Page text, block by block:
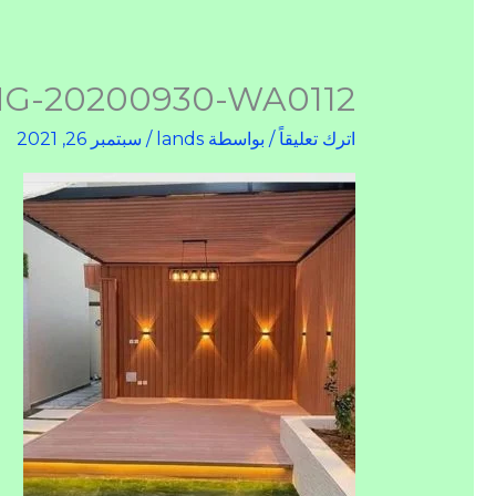
20200930-WA0112
اترك تعليقاً / بواسطة lands
/ سبتمبر 26, 2021